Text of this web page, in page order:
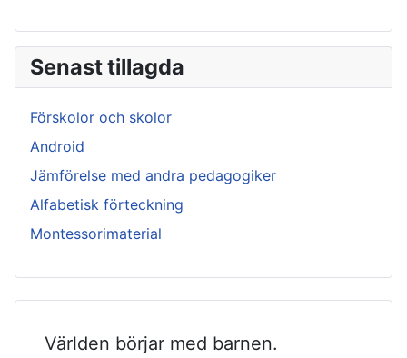
Senast tillagda
Förskolor och skolor
Android
Jämförelse med andra pedagogiker
Alfabetisk förteckning
Montessorimaterial
Världen börjar med barnen.